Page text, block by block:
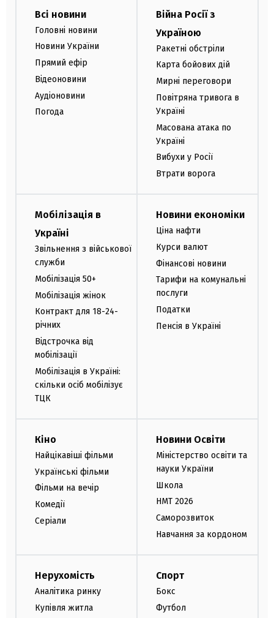
Всі новини
Головні новини
Новини України
Прямий ефір
Відеоновини
Аудіоновини
Погода
Війна Росії з
Україною
Ракетні обстріли
Карта бойових дій
Мирні переговори
Повітряна тривога в
Україні
Масована атака по
Україні
Вибухи у Росії
Втрати ворога
Мобілізація в
Україні
Звільнення з військової
служби
Мобілізація 50+
Мобілізація жінок
Контракт для 18-24-
річних
Відстрочка від
мобілізації
Мобілізація в Україні:
скільки осіб мобілізує
ТЦК
Новини економіки
Ціна нафти
Курси валют
Фінансові новини
Тарифи на комунальні
послуги
Податки
Пенсія в Україні
Кіно
Найцікавіші фільми
Українські фільми
Фільми на вечір
Комедії
Серіали
Новини Освіти
Міністерство освіти та
науки України
Школа
НМТ 2026
Саморозвиток
Навчання за кордоном
Нерухомість
Аналітика ринку
Купівля житла
Спорт
Бокс
Футбол